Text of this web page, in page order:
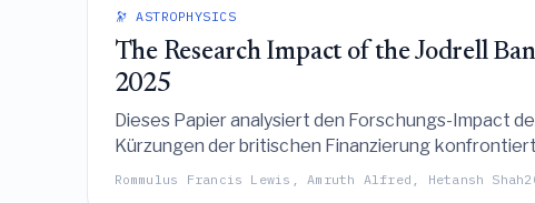
🔭 ASTROPHYSICS
The Research Impact of the Jodrell
2025
Dieses Papier analysiert den Forschungs-Impact
Kürzungen der britischen Finanzierung
untersucht, mit dem Ziel, den wissenschaftlichen
Rommulus Francis Lewis, Amruth Alfred, Hetansh Shah